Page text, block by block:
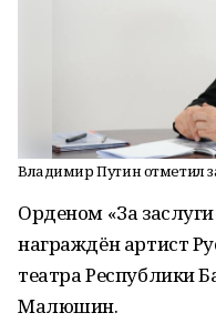
Владимир Путин отметил
Орденом «За заслуги
награждён артист
театра Республики
Малюшин.